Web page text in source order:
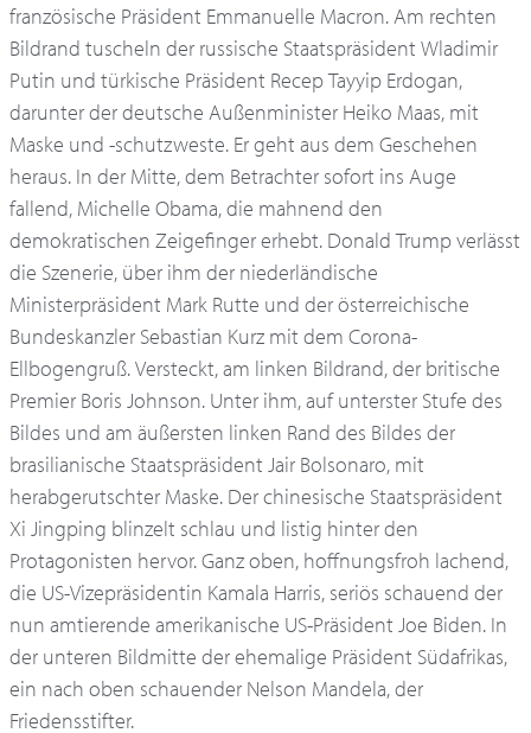
französische Präsident Emmanuelle Macron. Am rechten
Bildrand tuscheln der russische Staatspräsident Wladimir
Putin und türkische Präsident Recep Tayyip Erdogan,
darunter der deutsche Außenminister Heiko Maas, mit
Maske und -schutzweste. Er geht aus dem Geschehen
heraus. In der Mitte, dem Betrachter sofort ins Auge
fallend, Michelle Obama, die mahnend den
demokratischen Zeigefinger erhebt. Donald Trump verlässt
die Szenerie, über ihm der niederländische
Ministerpräsident Mark Rutte und der österreichische
Bundeskanzler Sebastian Kurz mit dem Corona-
Ellbogengruß. Versteckt, am linken Bildrand, der britische
Premier Boris Johnson. Unter ihm, auf unterster Stufe des
Bildes und am äußersten linken Rand des Bildes der
brasilianische Staatspräsident Jair Bolsonaro, mit
herabgerutschter Maske. Der chinesische Staatspräsident
Xi Jingping blinzelt schlau und listig hinter den
Protagonisten hervor. Ganz oben, hoffnungsfroh lachend,
die US-Vizepräsidentin Kamala Harris, seriös schauend der
nun amtierende amerikanische US-Präsident Joe Biden. In
der unteren Bildmitte der ehemalige Präsident Südafrikas,
ein nach oben schauender Nelson Mandela, der
Friedensstifter.